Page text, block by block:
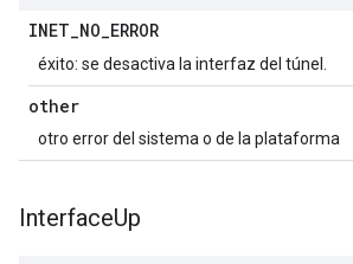
INET_NO_ERROR
éxito: se desactiva la interfaz del túnel.
other
otro error del sistema o de la plataforma
InterfaceUp